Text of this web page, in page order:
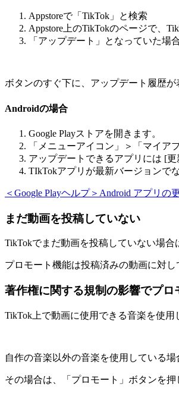
Appstoreで「TikTok」と検索
Appstore上のTikTokのページで、
「アップデート」となっていた場
ボタンのすぐ下に、アップデート履歴
Androidの場合
Google Playストアを開きます。
「メニューアイコン」＞「マイア
アップデートできるアプリには [
TIkTokアプリが最新バージョンで
＜Google Playヘルプ＞Android アプリの
まだ動画を投稿していない
TikTokでまだ動画を投稿していない場合
プロモート機能は投稿済みの動画に対し
著作権に関する規制の影響でプロ
TikTok上で動画に使用できる音楽を使
自作の音楽以外の音楽を使用している
その場合は、「プロモート」ボタンを